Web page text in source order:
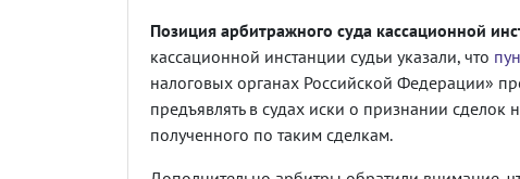
Позиция арбитражного суда кассационной
кассационной инстанции судьи указали, что
налоговых органах Российской Федерации»
предъявлять в судах иски о признании сделок
полученного по таким сделкам.